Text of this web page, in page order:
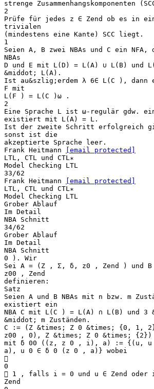
strenge Zusammenhangskomponenten
2
Prüfe für jedes z ∈ Zend ob es in
trivialen
(mindestens eine Kante) SCC liegt.
1
Seien A, B zwei NBAs und C ein
NBAs
D und E mit L(D) = L(A) ∪ L(B) und
&middot; L(A).
Ist au&szlig;erdem λ 6∈ L(C ), dann
F mit
L(F ) = L(C )ω .
2
Eine Sprache L ist ω-regulär gdw.
existiert mit L(A) = L.
Ist der zweite Schritt erfolgreich
sonst ist die
akzeptierte Sprache leer.
Frank Heitmann
[email protected]
LTL, CTL und CTL∗
Model Checking LTL
33/62
Frank Heitmann
[email protected]
LTL, CTL und CTL∗
Model Checking LTL
Grober Ablauf
Im Detail
NBA Schnitt
34/62
Grober Ablauf
Im Detail
NBA Schnitt
0 ). Wir
Sei A = (Z , Σ, δ, z0 , Zend ) und
z00 , Zend
definieren:
Satz
Seien A und B NBAs mit n bzw. m
existiert ein
NBA C mit L(C ) = L(A) ∩ L(B) und 3
&middot; m Zuständen.
C := (Z &times; Z 0 &times; {0, 1,
z00 , 0), Z &times; Z 0 &times; {2})
mit δ 00 ((z, z 0 , i), a) := {(u,
a), u 0 ∈ δ 0 (z 0 , a)} wobei

0
 1 , falls i = 0 und u ∈ Zend oder
Zend